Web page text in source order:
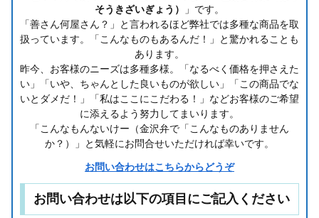
そうきざいぎょう）
」です。
「善さん何屋さん？」と言われるほど弊社では多種な商品を取
扱っています。「こんなものもあるんだ！」と驚かれることも
あります。
昨今、お客様のニーズは多種多様。「なるべく価格を押さえた
い」「いや、ちゃんとした良いものが欲しい」「この商品でな
いとダメだ！」「私はここにこだわる！」などお客様のご希望
に添えるよう努力してまいります。
「こんなもんないけー（金沢弁で「こんなものありません
か？）」と気軽にお問合せいただければ幸いです。
お問い合わせはこちらからどうぞ
お問い合わせは以下の項目にご記入ください